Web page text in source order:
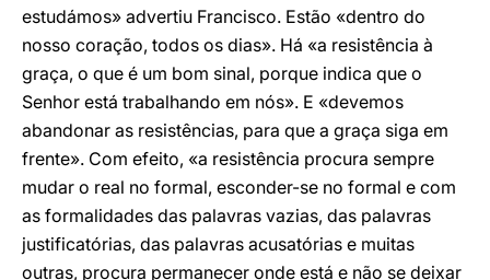
estudámos» advertiu Francisco. Estão «dentro do
nosso coração, todos os dias». Há «a resistência à
graça, o que é um bom sinal, porque indica que o
Senhor está trabalhando em nós». E «devemos
abandonar as resistências, para que a graça siga em
frente». Com efeito, «a resistência procura sempre
mudar o real no formal, esconder-se no formal e com
as formalidades das palavras vazias, das palavras
justificatórias, das palavras acusatórias e muitas
outras, procura permanecer onde está e não se deixar